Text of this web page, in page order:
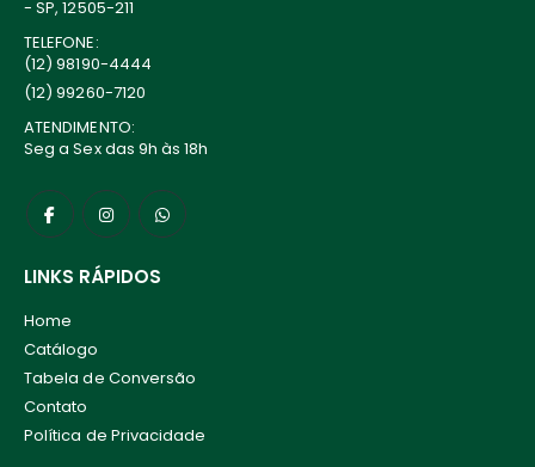
- SP, 12505-211
TELEFONE:
(12) 98190-4444
(12) 99260-7120
ATENDIMENTO:
Seg a Sex das 9h às 18h
LINKS RÁPIDOS
Home
Catálogo
Tabela de Conversão
Contato
Política de Privacidade